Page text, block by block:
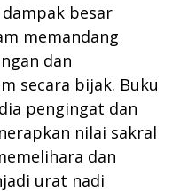
besar
memandang
dan
secara bijak. Buku
pengingat dan
nilai sakral
dan
urat nadi